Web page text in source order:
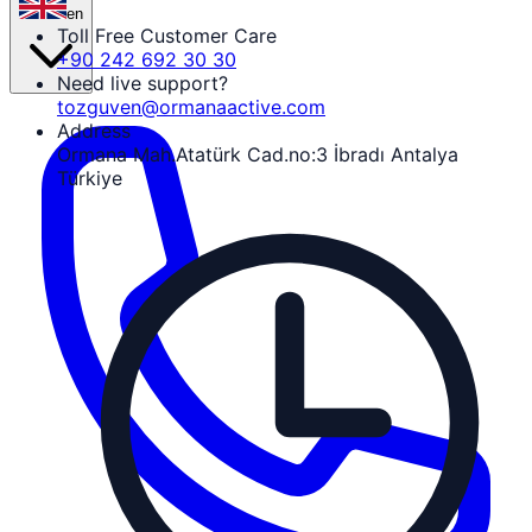
en
Toll Free Customer Care
+90 242 692 30 30
Need live support?
tozguven@ormanaactive.com
Address
Ormana Mah.Atatürk Cad.no:3 İbradı Antalya
Türkiye